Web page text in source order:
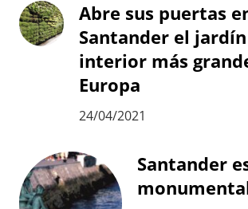
Abre sus puertas
Santander el
interior más
Europa
24/04/2021
Santander